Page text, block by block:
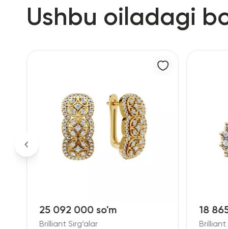
Ushbu oiladagi
25 092 000 so'm
Brilliant Sirg‘alar
18
Brilliant